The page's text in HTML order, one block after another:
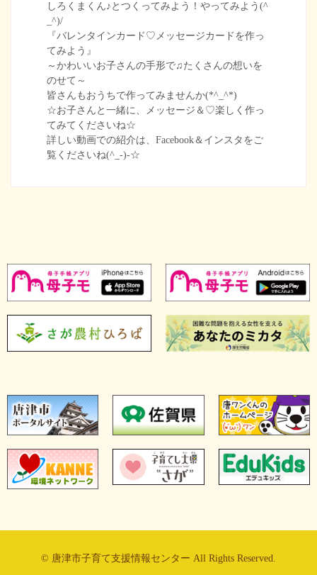
しろくまくん♪とつくってみよう！やってみよう(^
_^)/
『バレンタインカード♡メッセージカードを作っ
てみよう』
～かわいいお子さんの手形で♫たくさんの想いを
のせて～
皆さんもおうちで作ってみませんか(*^_^*)
☆お子さんと一緒に、メッセージ＆♡楽しく作っ
てみてくださいね☆
詳しい動画での紹介は、Facebook＆インスタをご
覧くださいね(^_-)-☆
© 唐津市子育て支援情報センター All Rights Reserved.